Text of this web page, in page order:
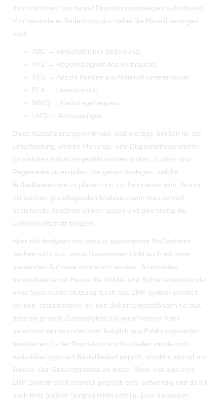
durchzuführen, um darauf Dispositionsstrategien aufzubauen.
Von besonderer Bedeutung sind dabei die Klassifizierungen
nach
ABC → wirtschaftlicher Bedeutung,
XYZ → Regelmäßigkeit des Verbrauchs,
STU → Anzahl Kunden pro Materialnummer sowie
ELA → Lebenszyklus
WMQ → Nachfragefrequenz
LMQ → Abmessungen
Diese Klassifizierungsmerkmale sind wichtige Größen für die
Entscheidung, welche Planungs- und Dispositionsparameter
für welchen Artikel eingestellt werden sollten. Zudem sind
Regelwerke zu erstellen, die genau festlegen, welche
Artikelklassen wie zu planen und zu disponieren sind. Schon
mit solchen grundlegenden Analysen kann man schnell
bestehende Bestände sinken lassen und gleichzeitig die
Lieferbereitschaft steigern.
Aber alle Analysen und daraus abzuleitende Maßnahmen
reichen nicht aus, wenn Disponenten nicht auch mit einer
passenden Software unterstützt werden. So mussten
beispielsweise bei Hansa die Melde- und Sicherheitsbestände
ohne Systemunterstützung durch das ERP-System ermittelt
werden. Insbesondere bei den Sicherheitsbeständen fiel auf,
dass sie je nach Zuständigkeit auf verschiedene Arten
berechnet wurden oder aber lediglich aus Erfahrungswerten
resultierten. In der Disposition von Kaufteilen wurde nicht
bedarfsbezogen auf Bestellbedarf geprüft, sondern einmal pro
Woche. Der Gesamtprozess an dieser Stelle war also trotz
ERP-System stark manuell geprägt, sehr aufwendig und damit
auch trotz größter Sorgfalt fehleranfällig. Eine dispositive